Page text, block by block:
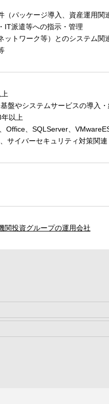
（パッケージ導入、資産運用
IT派遣等への指示・管理
ットワーク等）とのシステム関
盤やシステムサービスの導入・
年以上
Office、SQLServer、
サイバーセキュリティ対策関連
関投資グループの運用会社